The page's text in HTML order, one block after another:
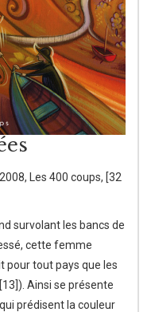
Les 400 coups, [32
survolant les bancs de
cette femme
pour tout pays que les
Ainsi se présente
prédisent la couleur